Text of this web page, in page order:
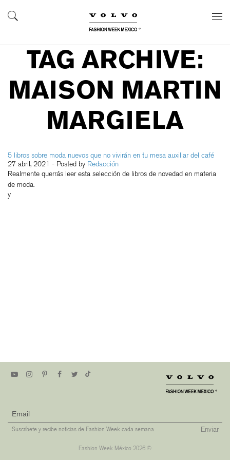
TAG ARCHIVE:
MAISON MARTIN
MARGIELA
5 libros sobre moda nuevos que no vivirán en tu mesa auxiliar del café
27 abril, 2021 - Posted by Redacción
Realmente querrás leer esta selección de libros de novedad en materia
de moda.
y
Suscríbete y recibe noticias de Fashion Week cada semana Enviar
Fashion Week México 2026 ©